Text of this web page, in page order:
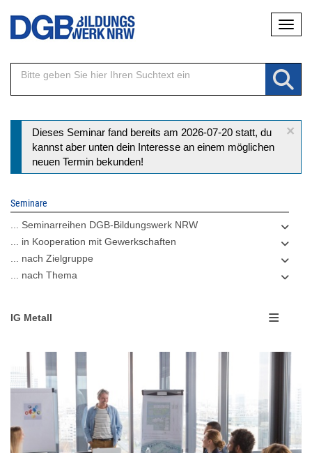
Direkt
Inhalt
×
Statusmeldung
Dieses Seminar fand bereits am 2026-07-20 statt, du
kannst aber unten dein Interesse an einem möglichen
neuen Termin bekunden!
Seminare
... Seminarreihen DGB-Bildungswerk NRW
... in Kooperation mit Gewerkschaften
... nach Zielgruppe
... nach Thema
IG Metall